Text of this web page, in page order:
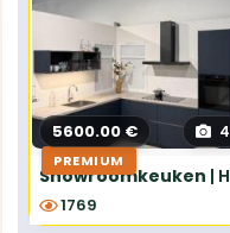
PREMIUM
5600.00 € 4
Showroomkeuken | Hardenberg | Easytouch Fjordblauw
1769